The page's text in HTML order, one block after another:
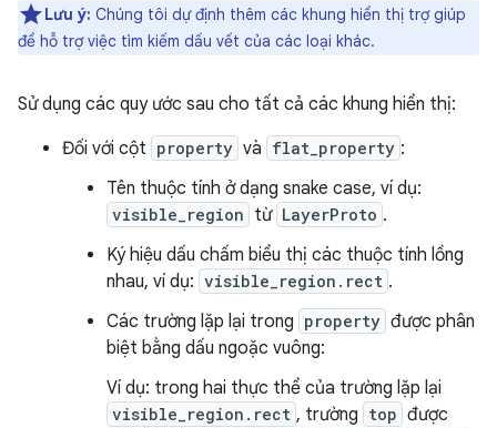
Lưu ý: Chúng tôi dự định thêm các khung hiển thị trợ giúp
để hỗ trợ việc tìm kiếm dấu vết của các loại khác.
Sử dụng các quy ước sau cho tất cả các khung hiển thị:
Đối với cột property và flat_property :
Tên thuộc tính ở dạng snake case, ví dụ:
visible_region từ LayerProto .
Ký hiệu dấu chấm biểu thị các thuộc tính lồng
nhau, ví dụ: visible_region.rect .
Các trường lặp lại trong property được phân
biệt bằng dấu ngoặc vuông:
Ví dụ: trong hai thực thể của trường lặp lại
visible_region.rect , trường top được